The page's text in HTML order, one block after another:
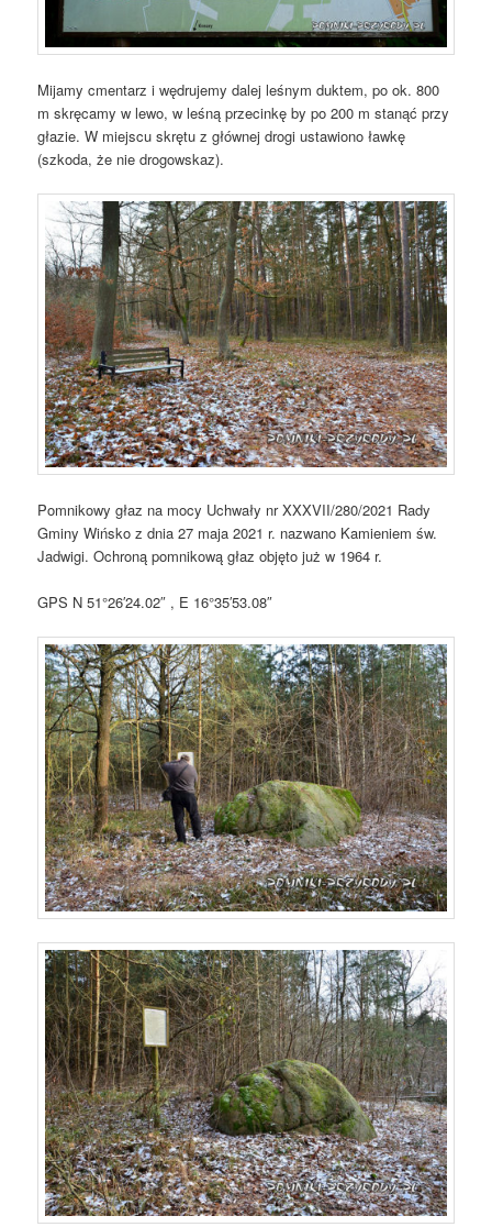
Mijamy cmentarz i wędrujemy dalej leśnym duktem, po ok. 800
m skręcamy w lewo, w leśną przecinkę by po 200 m stanąć przy
głazie. W miejscu skrętu z głównej drogi ustawiono ławkę
(szkoda, że nie drogowskaz).
Pomnikowy głaz na mocy Uchwały nr XXXVII/280/2021 Rady
Gminy Wińsko z dnia 27 maja 2021 r. nazwano Kamieniem św.
Jadwigi. Ochroną pomnikową głaz objęto już w 1964 r.
GPS N 51°26′24.02″ , E 16°35′53.08″